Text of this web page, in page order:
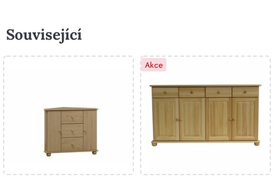
Související
Akce